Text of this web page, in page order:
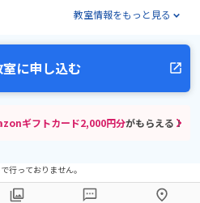
教室情報をもっと見る
に申し込む
ギフトカード2,000円分がもらえる！
行っておりません。